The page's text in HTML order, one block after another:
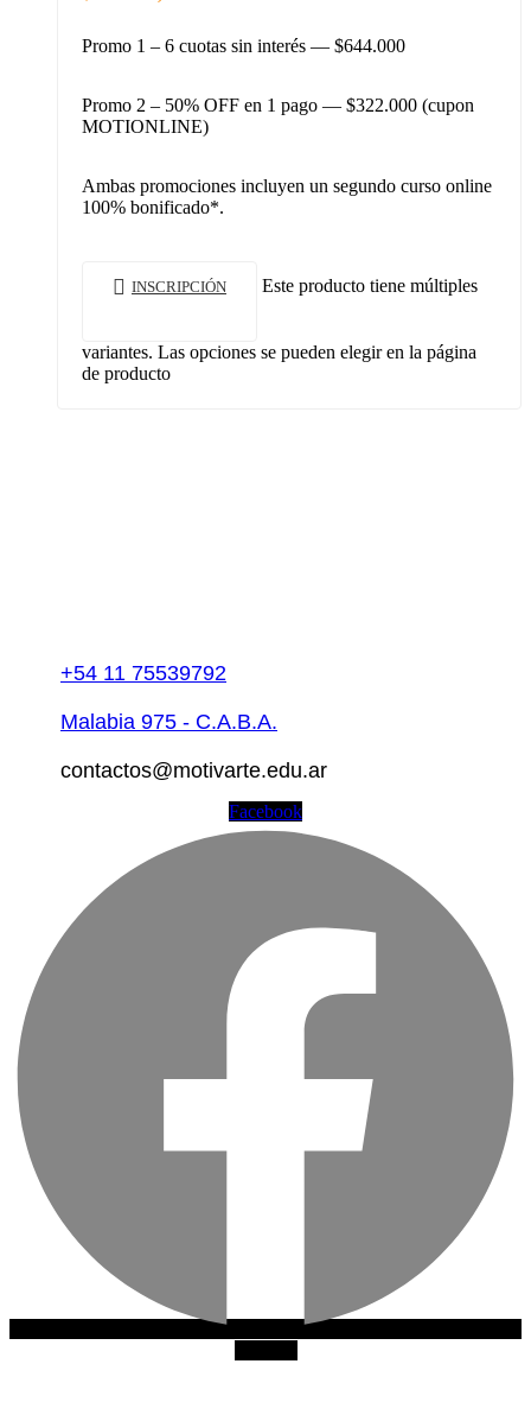
Promo 1 – 6 cuotas sin interés — $644.000
Promo 2 – 50% OFF en 1 pago — $322.000 (cupon
MOTIONLINE)
Ambas promociones incluyen un segundo curso online
100% bonificado*.
INSCRIPCIÓN Este producto tiene múltiples
variantes. Las opciones se pueden elegir en la página
de producto
+54 11 75539792
Malabia 975 - C.A.B.A.
contactos@motivarte.edu.ar
Facebook